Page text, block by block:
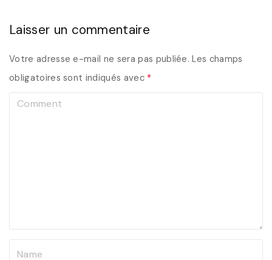
Laisser un commentaire
Votre adresse e-mail ne sera pas publiée. Les champs
obligatoires sont indiqués avec *